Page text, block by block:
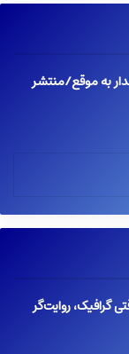
به موقع/منتشر
گرافیک، روایت‌گر